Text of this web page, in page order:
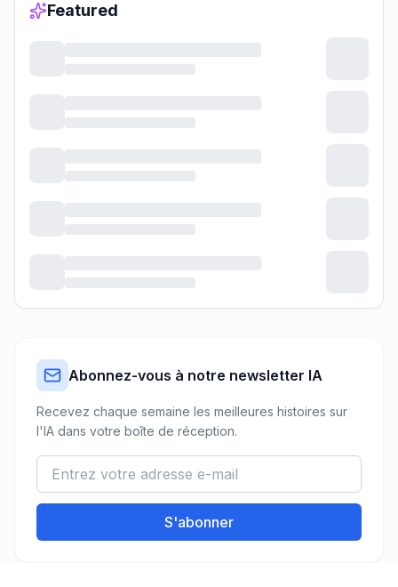
Featured
Abonnez-vous à notre newsletter IA
Recevez chaque semaine les meilleures histoires sur
l'IA dans votre boîte de réception.
S'abonner